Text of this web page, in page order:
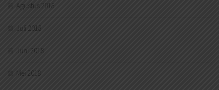
Agustus 2018
Juli 2018
Juni 2018
Mei 2018